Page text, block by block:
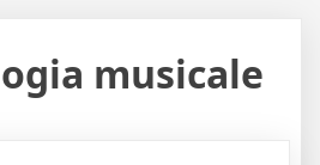
musicale